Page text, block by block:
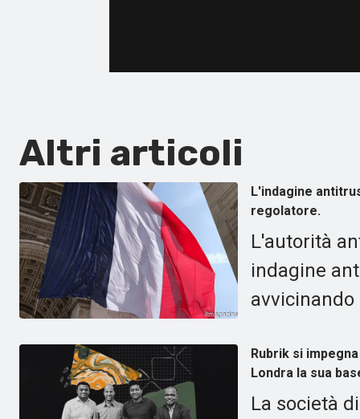
Altri articoli
L'indagine
regolatore.
L'autorità
indagine
Rubrik si
Londra la sua
La società